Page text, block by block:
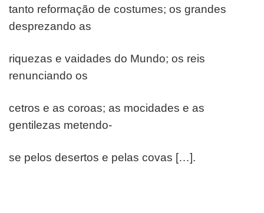
tanto reformação de costumes; os grandes
desprezando as
riquezas e vaidades do Mundo; os reis
renunciando os
cetros e as coroas; as mocidades e as
gentilezas metendo-
se pelos desertos e pelas covas […].